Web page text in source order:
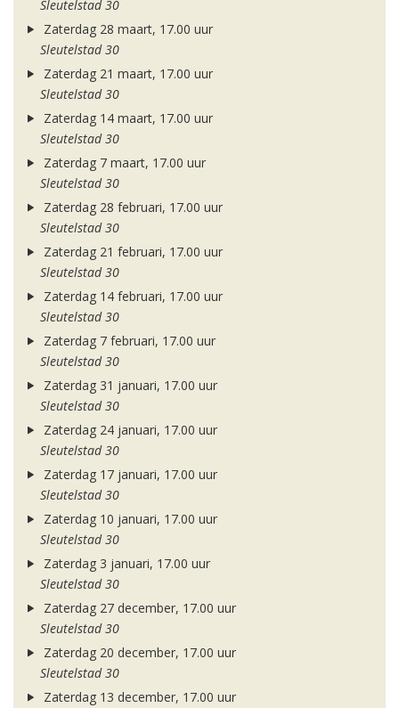
Sleutelstad 30
Zaterdag 28 maart, 17.00 uur
Sleutelstad 30
Zaterdag 21 maart, 17.00 uur
Sleutelstad 30
Zaterdag 14 maart, 17.00 uur
Sleutelstad 30
Zaterdag 7 maart, 17.00 uur
Sleutelstad 30
Zaterdag 28 februari, 17.00 uur
Sleutelstad 30
Zaterdag 21 februari, 17.00 uur
Sleutelstad 30
Zaterdag 14 februari, 17.00 uur
Sleutelstad 30
Zaterdag 7 februari, 17.00 uur
Sleutelstad 30
Zaterdag 31 januari, 17.00 uur
Sleutelstad 30
Zaterdag 24 januari, 17.00 uur
Sleutelstad 30
Zaterdag 17 januari, 17.00 uur
Sleutelstad 30
Zaterdag 10 januari, 17.00 uur
Sleutelstad 30
Zaterdag 3 januari, 17.00 uur
Sleutelstad 30
Zaterdag 27 december, 17.00 uur
Sleutelstad 30
Zaterdag 20 december, 17.00 uur
Sleutelstad 30
Zaterdag 13 december, 17.00 uur